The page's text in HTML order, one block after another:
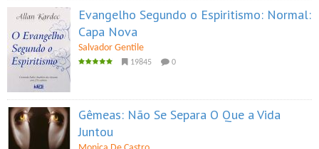
Evangelho Segundo o Espiritismo: Normal:
Capa Nova
Salvador Gentile
19845 0
Gêmeas: Não Se Separa O Que a Vida
Juntou